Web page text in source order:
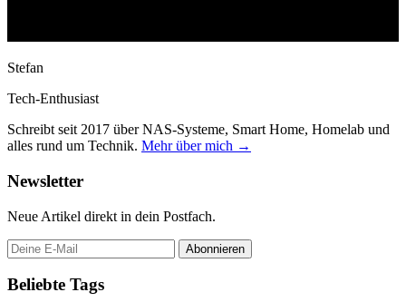
Stefan
Tech-Enthusiast
Schreibt seit 2017 über NAS-Systeme, Smart Home, Homelab und
alles rund um Technik. Mehr über mich →
Newsletter
Neue Artikel direkt in dein Postfach.
Abonnieren
Beliebte Tags